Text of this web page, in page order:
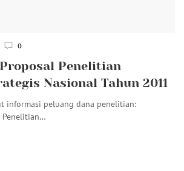
0
Penelitian
Nasional Tahun 2011
informasi peluang dana penelitian:
Penelitian…